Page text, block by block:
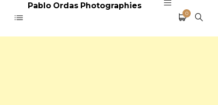
Pablo Ordas Photographies
0